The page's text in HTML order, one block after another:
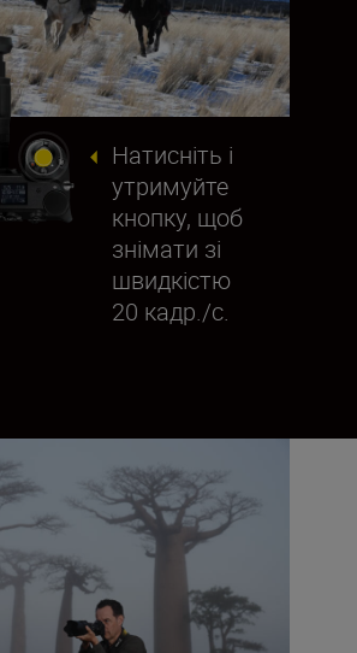
Натисніть і
утримуйте
кнопку, щоб
знімати зі
швидкістю
20 кадр./с.